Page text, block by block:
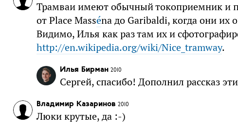
Трамваи имеют обычный токоприемник и
от Place Masséna до Garibaldi, когда они их
Видимо, Илья как раз там их и
http://en.wikipedia.org/wiki/Nice_tramway.
Илья Бирман 2010
Сергей, спасибо! Дополнил рассказ
Владимир Казаринов 2010
Люки крутые, да :-)